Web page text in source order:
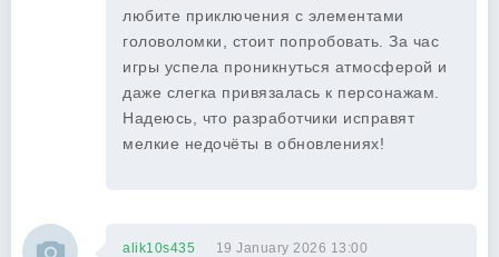
любите приключения с элементами
головоломки, стоит попробовать. За час
игры успела проникнуться атмосферой и
даже слегка привязалась к персонажам.
Надеюсь, что разработчики исправят
мелкие недочёты в обновлениях!
alik10s435 19 January 2026 13:00